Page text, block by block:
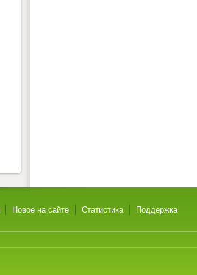
Новое на сайте Статистика Поддержка